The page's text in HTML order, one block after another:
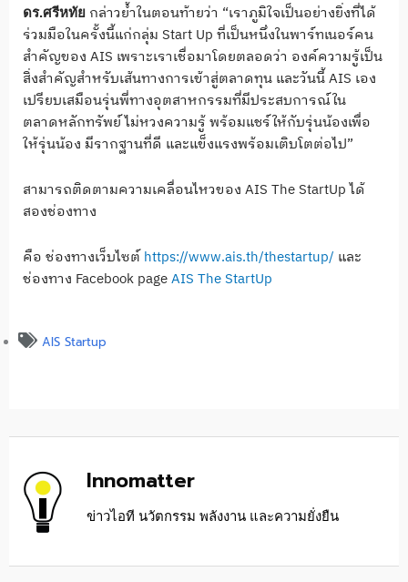
ดร.ศรีหทัย กล่าวย้ำในตอนท้ายว่า “เราภูมิใจเป็นอย่างยิ่งที่ได้
ร่วมมือในครั้งนี้แก่กลุ่ม Start Up ที่เป็นหนึ่งในพาร์ทเนอร์คน
สำคัญของ AIS เพราะเราเชื่อมาโดยตลอดว่า องค์ความรู้เป็น
สิ่งสำคัญสำหรับเส้นทางการเข้าสู่ตลาดทุน และวันนี้ AIS เอง
เปรียบเสมือนรุ่นพี่ทางอุตสาหกรรมที่มีประสบการณ์ใน
ตลาดหลักทรัพย์ ไม่หวงความรู้ พร้อมแชร์ให้กับรุ่นน้องเพื่อ
ให้รุ่นน้อง มีรากฐานที่ดี และแข็งแรงพร้อมเติบโตต่อไป”
สามารถติดตามความเคลื่อนไหวของ AIS The StartUp ได้
สองช่องทาง
คือ ช่องทางเว็บไซต์https://www.ais.th/thestartup/ และ
ช่องทาง Facebook pageAIS The StartUp
AIS Startup
Innomatter
ข่าวไอที นวัตกรรม พลังงาน และความยั่งยืน